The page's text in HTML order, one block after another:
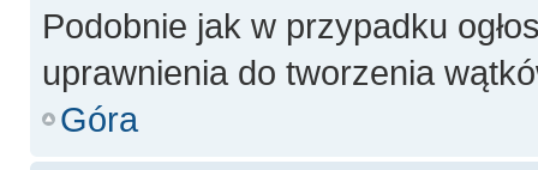
Podobnie jak w przypadku
uprawnienia do tworzenia
Góra